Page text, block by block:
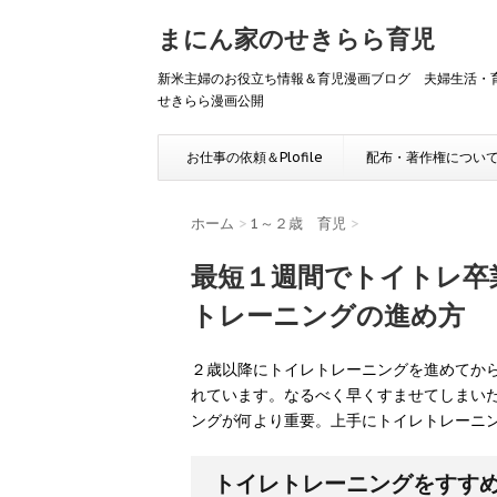
まにん家のせきらら育児
新米主婦のお役立ち情報＆育児漫画ブログ 夫婦生活
せきらら漫画公開
お仕事の依頼＆Plofile 配布・著作権につい
ホーム > 1～２歳 育児 >
最短１週間でトイトレ
トレーニングの進め方
２歳以降にトイレトレーニングを進めて
れています。なるべく早くすませてしまい
ングが何より重要。上手にトイレトレー
トイレトレーニングをすす